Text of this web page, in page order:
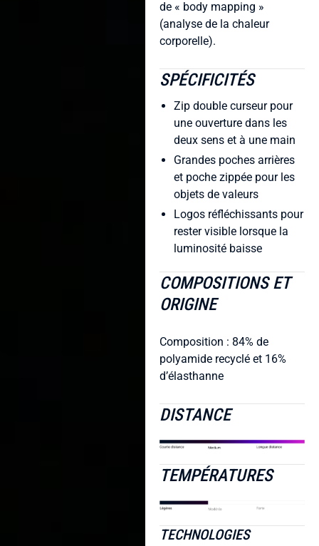
de « body mapping »
(analyse de la chaleur
corporelle).
SPÉCIFICITÉS
Zip double curseur pour
une ouverture dans les
deux sens et à une main
Grandes poches arrières
et poche zippée pour les
objets de valeurs
Logos réfléchissants pour
rester visible lorsque la
luminosité baisse
COMPOSITIONS ET
ORIGINE
Composition : 84% de
polyamide recyclé et 16%
d’élasthanne
DISTANCE
TEMPÉRATURES
TECHNOLOGIES